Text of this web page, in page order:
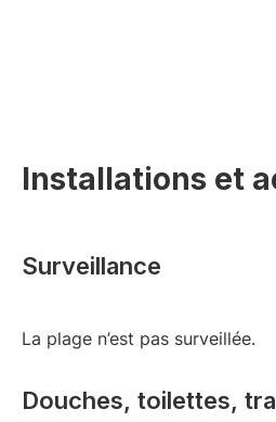
Installations et
Surveillance
La plage n’est pas surveillée.
Douches, toilettes,